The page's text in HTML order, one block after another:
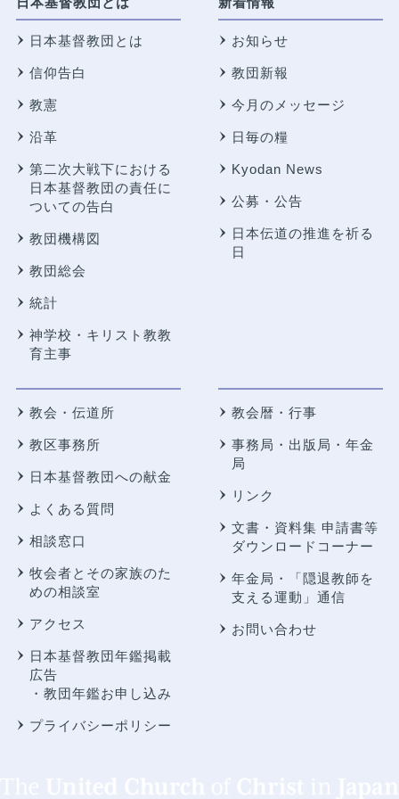
日本基督教団とは
信仰告白
教憲
沿革
第二次大戦下における
日本基督教団の責任に
ついての告白
教団機構図
教団総会
統計
神学校・キリスト教教
育主事
お知らせ
教団新報
今月のメッセージ
日毎の糧
Kyodan News
公募・公告
日本伝道の推進を祈る
日
教会・伝道所
教区事務所
日本基督教団への献金
よくある質問
相談窓口
牧会者とその家族のた
めの相談室
アクセス
日本基督教団年鑑掲載
広告
・教団年鑑お申し込み
プライバシーポリシー
教会暦・行事
事務局・出版局・年金
局
リンク
文書・資料集 申請書等
ダウンロードコーナー
年金局・
「隠退教師を
支える運動」通信
お問い合わせ